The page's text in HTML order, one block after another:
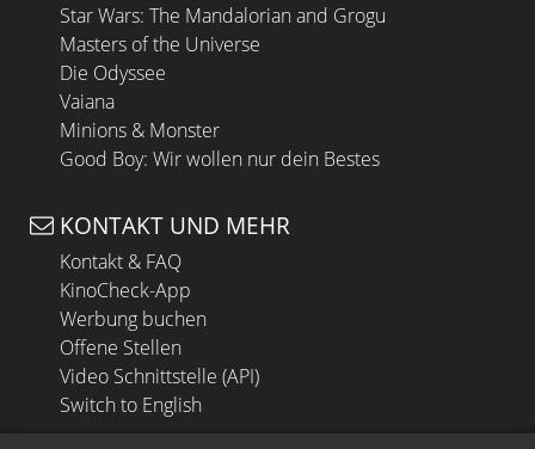
Star Wars: The Mandalorian and Grogu
Masters of the Universe
Die Odyssee
Vaiana
Minions & Monster
Good Boy: Wir wollen nur dein Bestes
KONTAKT UND MEHR
Kontakt & FAQ
KinoCheck-App
Werbung buchen
Offene Stellen
Video Schnittstelle (API)
Switch to English